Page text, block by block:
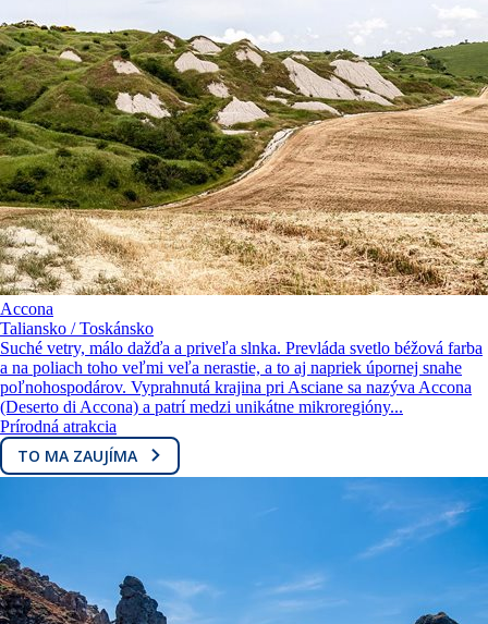
Accona
Taliansko / Toskánsko
Suché vetry, málo dažďa a priveľa slnka. Prevláda svetlo béžová farba
a na poliach toho veľmi veľa nerastie, a to aj napriek úpornej snahe
poľnohospodárov. Vyprahnutá krajina pri Asciane sa nazýva Accona
(Deserto di Accona) a patrí medzi unikátne mikroregióny...
Prírodná atrakcia
TO MA ZAUJÍMA